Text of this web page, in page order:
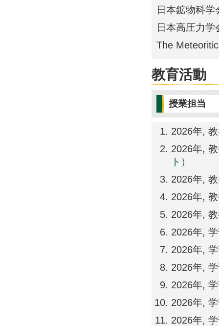
日本鉱物科学
日本高圧力学
The
教育活動
授業担当
2026年,
2026年,
ト）
2026年,
2026年,
2026年,
2026年,
2026年,
2026年,
2026年,
2026年,
2026年,